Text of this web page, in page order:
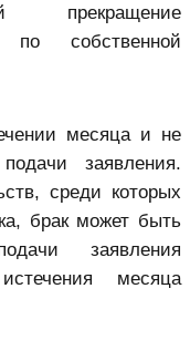
прекращение
по собственной
месяца и не
заявления.
среди которых
брак может быть
заявления
месяца